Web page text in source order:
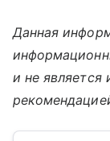
Данная
и не является